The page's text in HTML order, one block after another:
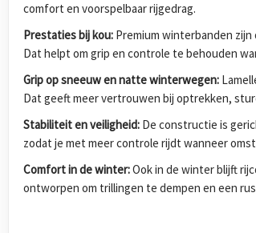
comfort en voorspelbaar rijgedrag.
Prestaties bij kou: Premium winterbanden
Dat helpt om grip en controle te behouden
Grip op sneeuw en natte winterwegen:
Dat geeft meer vertrouwen bij optrekken,
Stabiliteit en veiligheid: De constructie is
zodat je met meer controle rijdt wanneer
Comfort in de winter:Ook in de winter blijft
ontworpen om trillingen te dempen en een